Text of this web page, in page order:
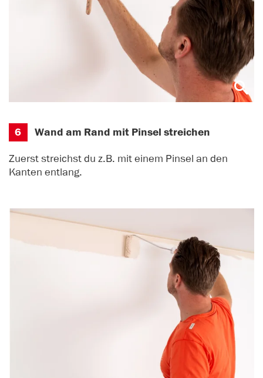
6 Wand am Rand mit Pinsel streichen
Zuerst streichst du z.B. mit einem Pinsel an den
Kanten entlang.